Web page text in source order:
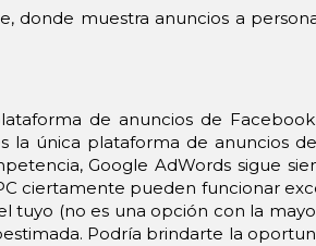
muestra anuncios a
de anuncios de
la única plataforma de anuncios
Google AdWords sigue
ciertamente pueden funcionar
(no es una opción con la
Podría brindarte la